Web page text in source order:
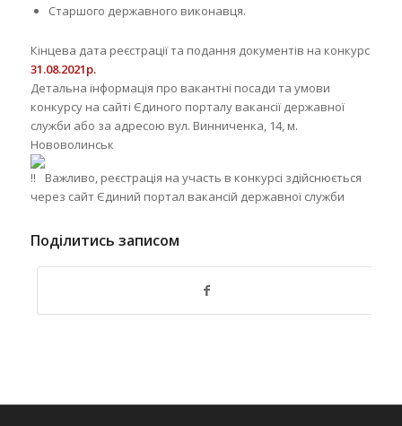
Старшого державного виконавця.
Кінцева дата реєстрації та подання документів на конкурс
31.08.2021р.
Детальна інформація про вакантні посади та умови
конкурсу на сайті Єдиного порталу вакансії державної
служби або за адресою вул. Винниченка, 14, м.
Нововолинськ
Важливо, реєстрація на участь в конкурсі здійснюється
через сайт Єдиний портал вакансій державної служби
Поділитись записом